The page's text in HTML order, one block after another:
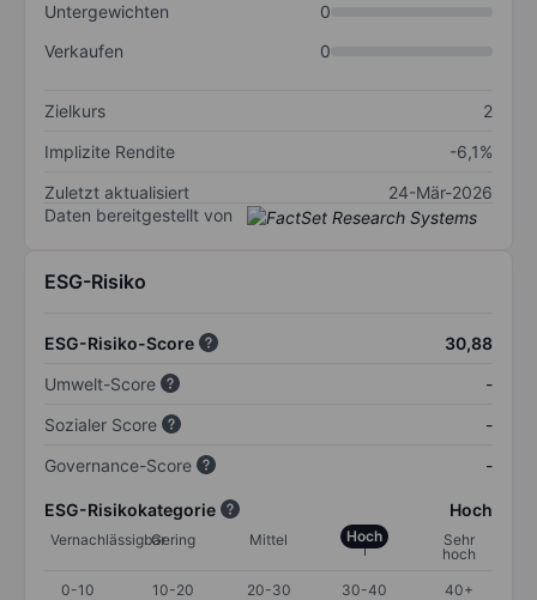
Untergewichten
0
Verkaufen
0
Zielkurs
2
Implizite Rendite
-6,1%
Zuletzt aktualisiert
24-Mär-2026
Daten bereitgestellt von
ESG-Risiko
ESG-Risiko-Score
30,88
Umwelt-Score
-
Sozialer Score
-
Governance-Score
-
ESG-Risikokategorie Hoch
VernachlässigbarGering Mittel Hoch
Sehr
hoch
0-10
10-20 20-30 30-40 40+